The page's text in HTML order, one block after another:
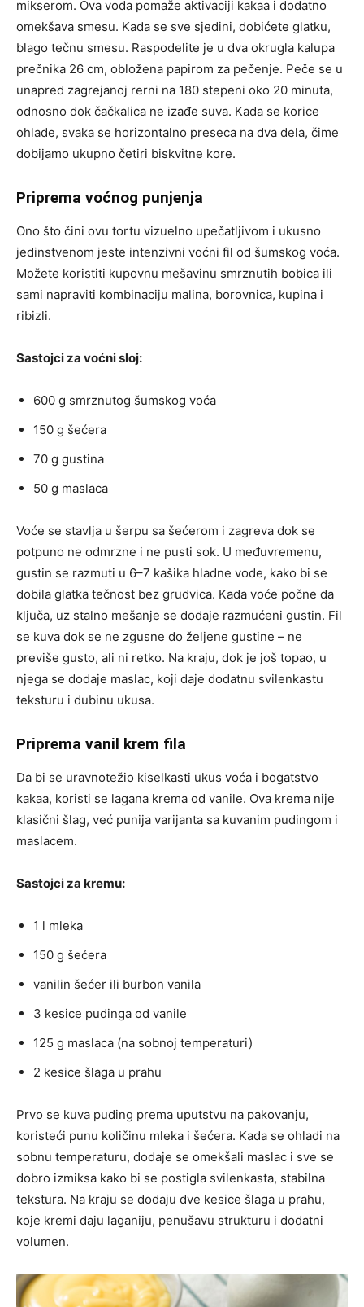
mikserom. Ova voda pomaže aktivaciji kakaa i dodatno
omekšava smesu. Kada se sve sjedini, dobićete glatku,
blago tečnu smesu. Raspodelite je u dva okrugla kalupa
prečnika 26 cm, obložena papirom za pečenje. Peče se u
unapred zagrejanoj rerni na 180 stepeni oko 20 minuta,
odnosno dok čačkalica ne izađe suva. Kada se korice
ohlade, svaka se horizontalno preseca na dva dela, čime
dobijamo ukupno četiri biskvitne kore.
Priprema voćnog punjenja
Ono što čini ovu tortu vizuelno upečatljivom i ukusno
jedinstvenom jeste intenzivni voćni fil od šumskog voća.
Možete koristiti kupovnu mešavinu smrznutih bobica ili
sami napraviti kombinaciju malina, borovnica, kupina i
ribizli.
Sastojci za voćni sloj:
600 g smrznutog šumskog voća
150 g šećera
70 g gustina
50 g maslaca
Voće se stavlja u šerpu sa šećerom i zagreva dok se
potpuno ne odmrzne i ne pusti sok. U međuvremenu,
gustin se razmuti u 6–7 kašika hladne vode, kako bi se
dobila glatka tečnost bez grudvica. Kada voće počne da
ključa, uz stalno mešanje se dodaje razmućeni gustin. Fil
se kuva dok se ne zgusne do željene gustine – ne
previše gusto, ali ni retko. Na kraju, dok je još topao, u
njega se dodaje maslac, koji daje dodatnu svilenkastu
teksturu i dubinu ukusa.
Priprema vanil krem fila
Da bi se uravnotežio kiselkasti ukus voća i bogatstvo
kakaa, koristi se lagana krema od vanile. Ova krema nije
klasični šlag, već punija varijanta sa kuvanim pudingom i
maslacem.
Sastojci za kremu:
1 l mleka
150 g šećera
vanilin šećer ili burbon vanila
3 kesice pudinga od vanile
125 g maslaca (na sobnoj temperaturi)
2 kesice šlaga u prahu
Prvo se kuva puding prema uputstvu na pakovanju,
koristeći punu količinu mleka i šećera. Kada se ohladi na
sobnu temperaturu, dodaje se omekšali maslac i sve se
dobro izmiksa kako bi se postigla svilenkasta, stabilna
tekstura. Na kraju se dodaju dve kesice šlaga u prahu,
koje kremi daju laganiju, penušavu strukturu i dodatni
volumen.